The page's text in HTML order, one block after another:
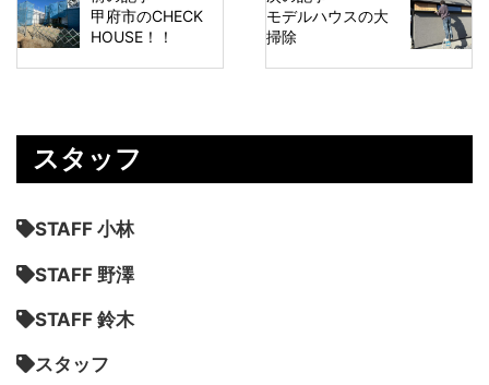
甲府市のCHECK
HOUSE！！
モデルハウスの大
掃除
スタッフ
STAFF 小林
STAFF 野澤
STAFF 鈴木
スタッフ